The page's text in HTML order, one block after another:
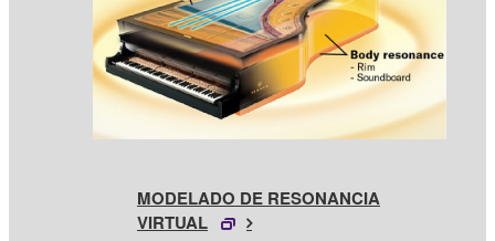
MODELADO DE RESONANCIA
VIRTUAL